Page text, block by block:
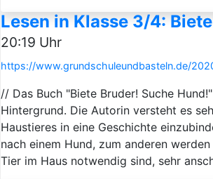
Lesen in Klasse 3/4:
20:19 Uhr
https://www.grundschuleundbasteln.de/
// Das Buch "Biete Bruder! Suche
Hintergrund. Die Autorin versteht es
Haustieres in eine Geschichte
nach einem Hund, zum anderen
Tier im Haus notwendig sind, sehr